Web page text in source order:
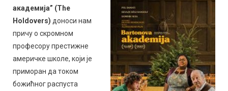
академија” (The
Holdovers) доноси нам
причу о скромном
професору престижне
америчке школе, који је
приморан да током
божићног распуста